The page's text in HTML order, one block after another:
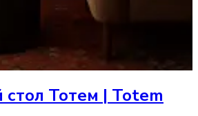
Тотем | Totem